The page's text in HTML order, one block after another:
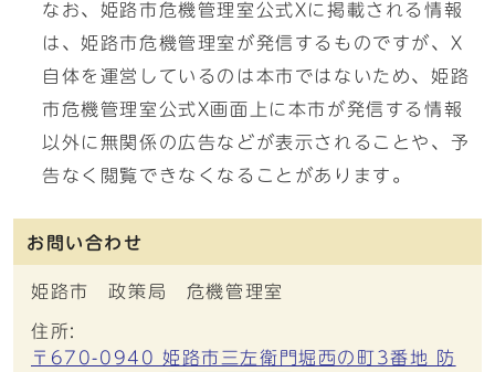
なお、姫路市危機管理室公式Xに掲載される情報
は、姫路市危機管理室が発信するものですが、X
自体を運営しているのは本市ではないため、姫路
市危機管理室公式X画面上に本市が発信する情報
以外に無関係の広告などが表示されることや、予
告なく閲覧できなくなることがあります。
お問い合わせ
姫路市 政策局 危機管理室
住所:
〒670-0940 姫路市三左衛門堀西の町3番地 防